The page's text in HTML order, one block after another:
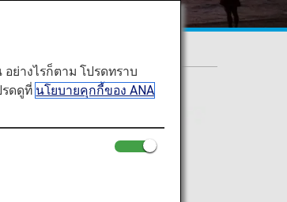
ย่างไรก็ตาม โปรดทราบ
รดดูที่ นโยบายคุกกี้ของ ANA